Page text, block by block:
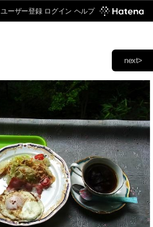
ユーザー登録 ログイン ヘルプ
next>